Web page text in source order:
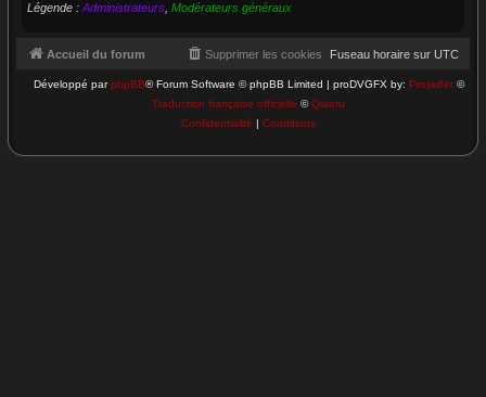
Légende : Administrateurs Modérateurs généraux
Accueil du forum Fuseau horaire sur UTC
Supprimer les cookies
Développé parphpBB® Forum Software © phpBB Limited | proDVGFX by: Prosk8er©
Traduction française officielle ©Qiaeru
Confidentialité | Conditions